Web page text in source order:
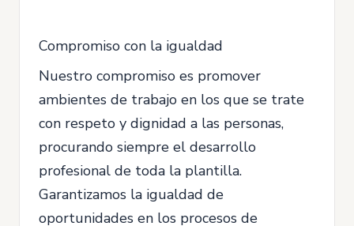
Compromiso con la igualdad
Nuestro compromiso es promover
ambientes de trabajo en los que se trate
con respeto y dignidad a las personas,
procurando siempre el desarrollo
profesional de toda la plantilla.
Garantizamos la igualdad de
oportunidades en los procesos de